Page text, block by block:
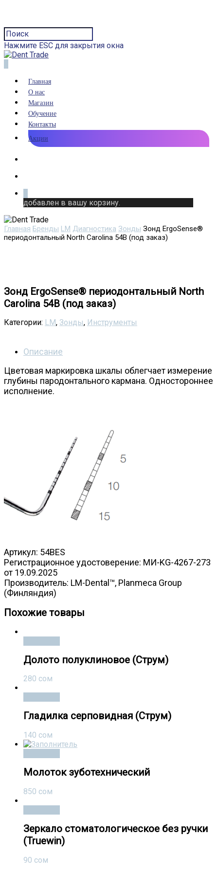
Нажмите ESC для закрытия окна
Главная
О нас
Магазин
Обучение
Контакты
Акции
добавлен в вашу корзину.
Главная Бренды LM Диагностика Зонды Зонд ErgoSense®
периодонтальный North Carolina 54B (под заказ)
Зонд ErgoSense® периодонтальный North
Carolina 54B (под заказ)
Категории: LM, Зонды, Инструменты
Описание
Цветовая маркировка шкалы облегчает измерение
глубины пародонтального кармана. Одностороннее
исполнение.
Артикул: 54BES
Регистрационное удостоверение: МИ-KG-4267-273
от 19.09.2025
Производитель: LM-Dental™, Planmeca Group
(Финляндия)
Похожие товары
Долото полуклиновое (Струм)
280 сом
Гладилка серповидная (Струм)
140 сом
Молоток зуботехнический
850 сом
Зеркало стоматологическое без ручки
(Truewin)
90 сом